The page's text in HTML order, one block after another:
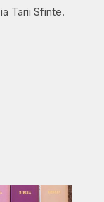
Tarii Sfinte.